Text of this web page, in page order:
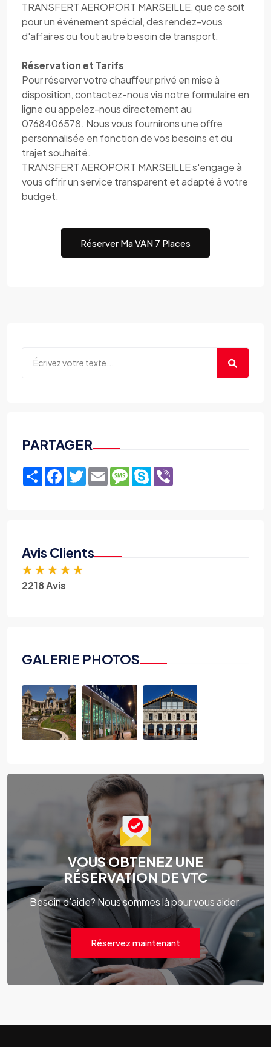
TRANSFERT AEROPORT MARSEILLE, que ce soit
pour un événement spécial, des rendez-vous
d'affaires ou tout autre besoin de transport.
Réservation et Tarifs
Pour réserver votre chauffeur privé en mise à
disposition, contactez-nous via notre formulaire en
ligne ou appelez-nous directement au
0768406578. Nous vous fournirons une offre
personnalisée en fonction de vos besoins et du
trajet souhaité.
TRANSFERT AEROPORT MARSEILLE s'engage à
vous offrir un service transparent et adapté à votre
budget.
Réserver Ma VAN 7 Places
PARTAGER
ShareFacebook
TwitterEmailMessage
Skype
Avis Clients
★ ★ ★ ★ ★
2218 Avis
GALERIE PHOTOS
VOUS OBTENEZ UNE
RÉSERVATION DE VTC
Besoin d'aide? Nous sommes là pour vous aider.
Réservez maintenant